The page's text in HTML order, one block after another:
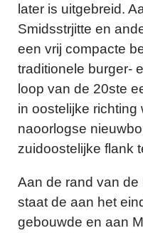
later is uitgebreid.
Smidsstrjitte en
een vrij compacte
traditionele burger-
loop van de 20ste
in oostelijke richting
naoorlogse
zuidoostelijke flank
Aan de rand van
staat de aan het
gebouwde en aan